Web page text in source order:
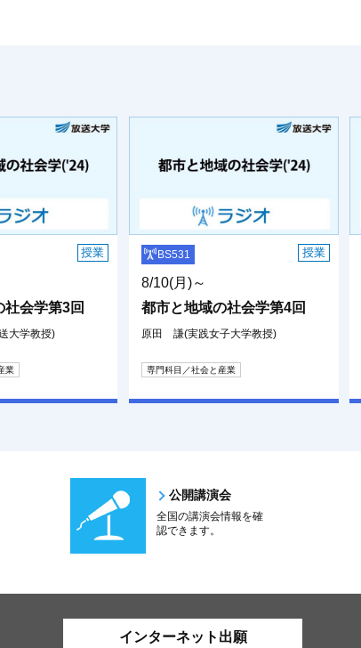
授業
会学第3回
大学教授)
業
BS531 授業
8/10(月)～
都市と地域の社会学第4回
原田 謙(実践女子大学教授)
専門科目／社会と産業
公開講演会
全国の講演会情報を確
認できます。
インターネット出願